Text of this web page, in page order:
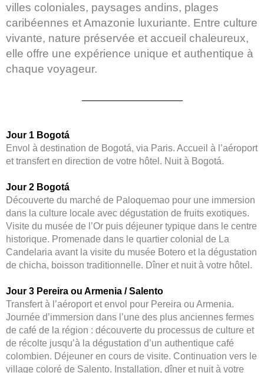
villes coloniales, paysages andins, plages
caribéennes et Amazonie luxuriante. Entre culture
vivante, nature préservée et accueil chaleureux,
elle offre une expérience unique et authentique à
chaque voyageur.
Jour 1 Bogotá
Envol à destination de Bogotá, via Paris. Accueil à l’aéroport
et transfert en direction de votre hôtel. Nuit à Bogotá.
Jour 2 Bogotá
Découverte du marché de Paloquemao pour une immersion
dans la culture locale avec dégustation de fruits exotiques.
Visite du musée de l’Or puis déjeuner typique dans le centre
historique. Promenade dans le quartier colonial de La
Candelaria avant la visite du musée Botero et la dégustation
de chicha, boisson traditionnelle. Dîner et nuit à votre hôtel.
Jour 3 Pereira ou Armenia / Salento
Transfert à l’aéroport et envol pour Pereira ou Armenia.
Journée d’immersion dans l’une des plus anciennes fermes
de café de la région : découverte du processus de culture et
de récolte jusqu’à la dégustation d’un authentique café
colombien. Déjeuner en cours de visite. Continuation vers le
village coloré de Salento. Installation, dîner et nuit à votre